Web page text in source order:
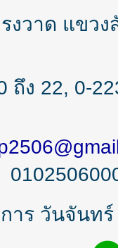
งวาด แขว
ถึง 22, 0-
าร วันจันท